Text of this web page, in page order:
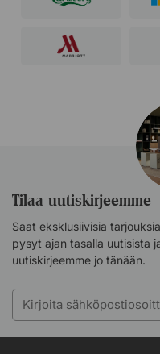
Tilaa uutiskirjeemme
Saat eksklusiivisia
pysyt ajan tasalla uutisista
uutiskirjeemme jo tänään.